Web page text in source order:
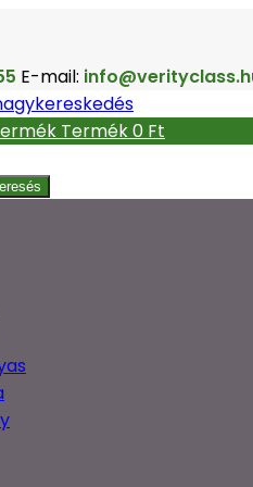
E-mail:
Termék0 Ft‎